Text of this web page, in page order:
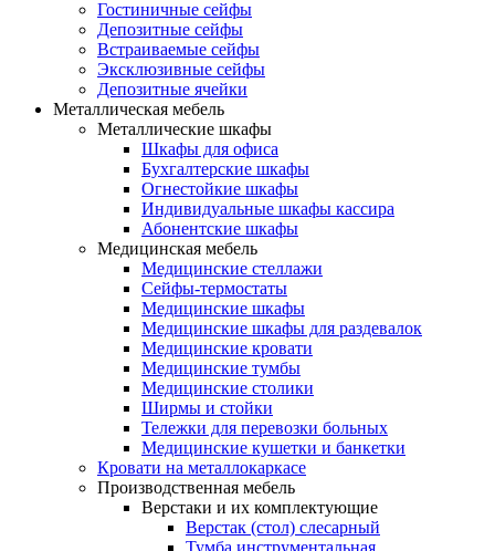
Гостиничные сейфы
Депозитные сейфы
Встраиваемые сейфы
Эксклюзивные сейфы
Депозитные ячейки
Металлическая мебель
Металлические шкафы
Шкафы для офиса
Бухгалтерские шкафы
Огнестойкие шкафы
Индивидуальные шкафы кассира
Абонентские шкафы
Медицинская мебель
Медицинские стеллажи
Сейфы-термостаты
Медицинские шкафы
Медицинские шкафы для раздевалок
Медицинские кровати
Медицинские тумбы
Медицинские столики
Ширмы и стойки
Тележки для перевозки больных
Медицинские кушетки и банкетки
Кровати на металлокаркасе
Производственная мебель
Верстаки и их комплектующие
Верстак (стол) слесарный
Тумба инструментальная